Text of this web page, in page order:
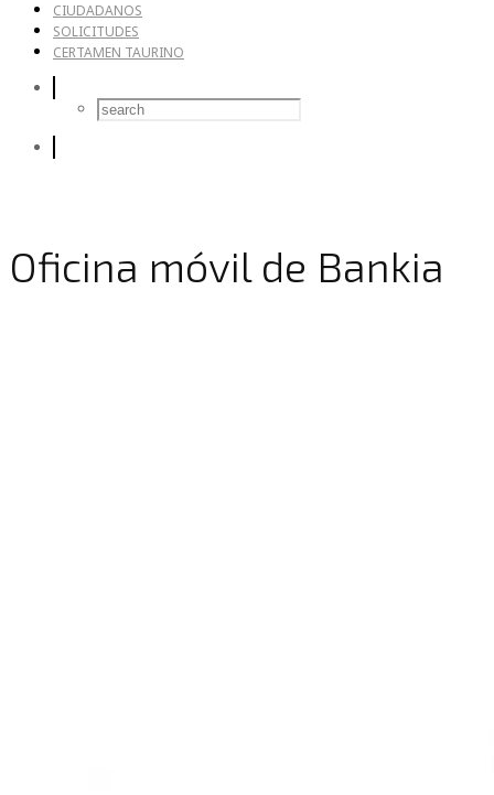
CIUDADANOS
SOLICITUDES
CERTAMEN TAURINO
Oficina móvil de Bankia